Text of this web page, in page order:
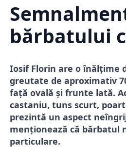
bărbatului
Iosif Florin are o înălțime
greutate de aproximativ
față ovală și frunte lată.
castaniu, tuns scurt,
prezintă un aspect
menționează că bărbatul
particulare.